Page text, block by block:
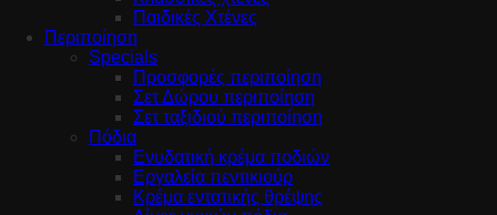
Παιδικές Χτένες
Περιποίηση
Specials
Προσφορές περιποίηση
Σετ Δώρου περιποίηση
Σετ ταξιδιού περιποίηση
Πόδια
Ενυδατική κρέμα ποδιών
Εργαλεία πεντικιούρ
Κρέμα εντατικής θρέψης